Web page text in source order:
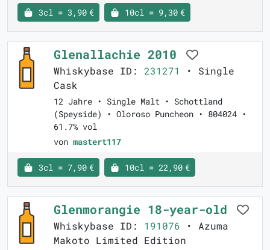
3cl = 3,90 € 10cl = 9,30 €
Glenallachie 2010
Whiskybase ID: 231271
• Single
Cask
12 Jahre • Single Malt • Schottland
(Speyside) • Oloroso Puncheon • 804024 •
61.7% vol
von mastert117
3cl = 7,90 € 10cl = 22,90 €
Glenmorangie 18-year-old
Whiskybase ID: 191076 • Azuma
Makoto Limited Edition